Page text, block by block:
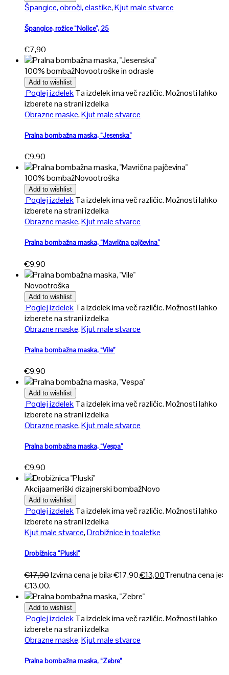
Špangice, obroči, elastike,Kjut male stvarce
Špangice, rožice “Nolice”, 25
€7,90
100% bombažNovootroške in odrasle
Add to wishlist
Poglej izdelekTa izdelek ima več različic. Možnosti lahko
izberete na strani izdelka
Obrazne maske,Kjut male stvarce
Pralna bombažna maska, “Jesenska”
€9,90
100% bombažNovootroška
Add to wishlist
Poglej izdelekTa izdelek ima več različic. Možnosti lahko
izberete na strani izdelka
Obrazne maske,Kjut male stvarce
Pralna bombažna maska, “Mavrična pajčevina”
€9,90
Novootroška
Add to wishlist
Poglej izdelekTa izdelek ima več različic. Možnosti lahko
izberete na strani izdelka
Obrazne maske,Kjut male stvarce
Pralna bombažna maska, “Vile”
€9,90
Add to wishlist
Poglej izdelekTa izdelek ima več različic. Možnosti lahko
izberete na strani izdelka
Obrazne maske,Kjut male stvarce
Pralna bombažna maska, “Vespa”
€9,90
Akcijaameriški dizajnerski bombažNovo
Add to wishlist
Poglej izdelekTa izdelek ima več različic. Možnosti lahko
izberete na strani izdelka
Kjut male stvarce,Drobižnice in toaletke
Drobižnica “Pluski”
€17,90Izvirna cena je bila: €17,90.€13,00Trenutna cena je:
€13,00.
Add to wishlist
Poglej izdelekTa izdelek ima več različic. Možnosti lahko
izberete na strani izdelka
Obrazne maske,Kjut male stvarce
Pralna bombažna maska, “Zebre”